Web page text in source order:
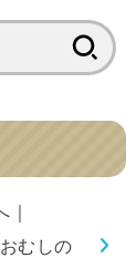
｜
むしの